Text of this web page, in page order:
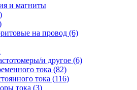
и магниты
на провод (6)
и другое (6)
тока (82)
тока (116)
тока (3)